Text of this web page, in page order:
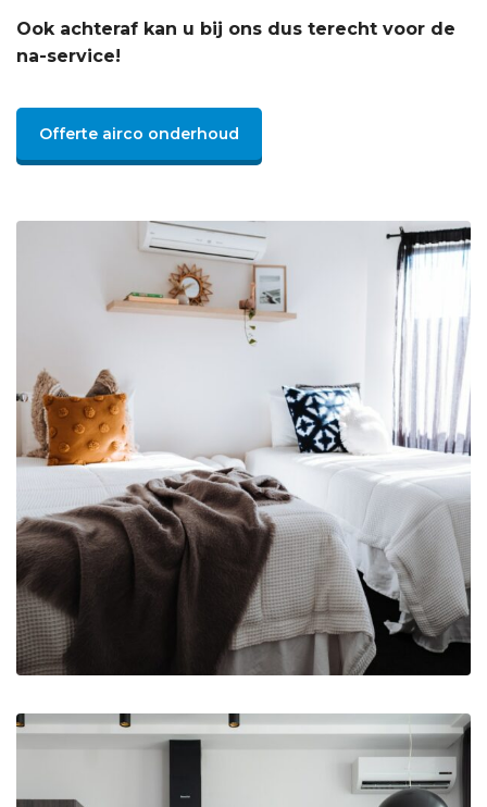
Ook achteraf kan u bij ons dus terecht voor de
na-service!
Offerte airco onderhoud